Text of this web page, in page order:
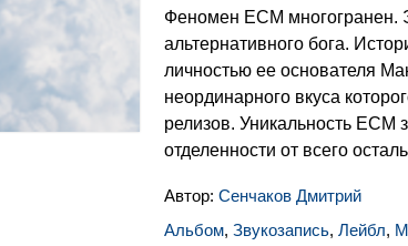
Феномен ECM многогранен.
альтернативного бога.
личностью ее основателя
неординарного вкуса
релизов. Уникальность ECM
отделенности от всего
Автор: Сенчаков Дмитрий
Альбом, Звукозапись, Лейбл,